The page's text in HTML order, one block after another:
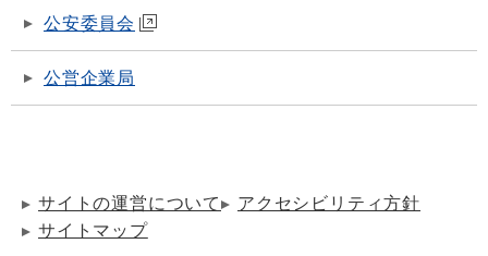
公安委員会
公営企業局
サイトの運営について
アクセシビリティ方針
サイトマップ